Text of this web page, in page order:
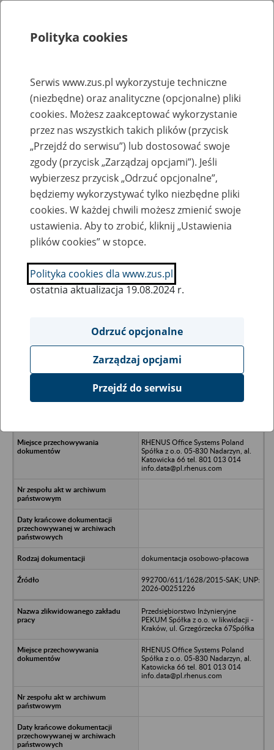
Rejestry, ewidencje i archiwa
Baza zlikwidowanych lub
przekształconych zakładów pracy
Nazwa zakładu pracy:
SZUKAJ
Ukryj wszystkie pozycje bazy
VISIONENG Poland Spóła z o.o. w
RHENUS Office Systems Poland
Spółka z o.o. 05-830 Nadarzyn, al.
Katowicka 66 tel. 801 013 014
info.data@pl.rhenus.com
dokumentacja osobowo-płacowa
992700/611/1628/2015-SAK; UNP:
2026-00251226
Przedsiębiorstwo Inżynieryjne
PEKUM Spółka z o.o. w likwidacji -
Kraków, ul. Grzegórzecka 67Spółka
RHENUS Office Systems Poland
Spółka z o.o. 05-830 Nadarzyn, al.
Katowicka 66 tel. 801 013 014
info.data@pl.rhenus.com
Polityka cookies
Serwis www.zus.pl wykorzystuje techniczne
(niezbędne) oraz analityczne (opcjonalne) pliki
cookies. Możesz zaakceptować wykorzystanie
przez nas wszystkich takich plików (przycisk
„Przejdź do serwisu”) lub dostosować swoje
zgody (przycisk „Zarządzaj opcjami”). Jeśli
wybierzesz przycisk „Odrzuć opcjonalne”,
będziemy wykorzystywać tylko niezbędne pliki
cookies. W każdej chwili możesz zmienić swoje
ustawienia. Aby to zrobić, kliknij „Ustawienia
plików cookies” w stopce.
Polityka cookies dla www.zus.pl
ostatnia aktualizacja 19.08.2024 r.
Odrzuć opcjonalne
Zarządzaj opcjami
Przejdź do serwisu